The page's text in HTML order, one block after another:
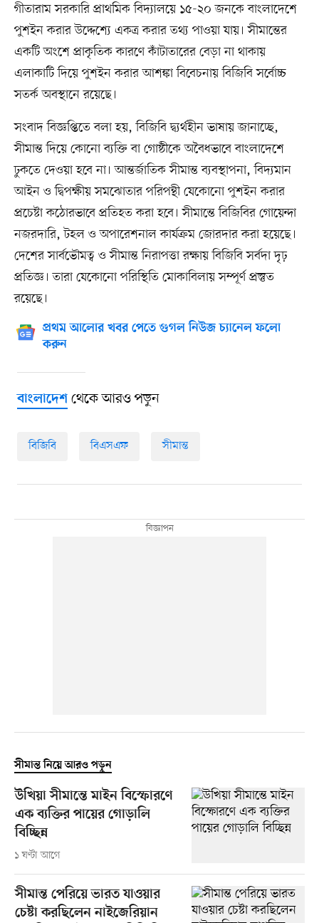
গীতারাম সরকারি প্রাথমিক বিদ্যালয়ে ১৫-২০ জনকে বাংলাদেশে
পুশইন করার উদ্দেশ্যে একত্র করার তথ্য পাওয়া যায়। সীমান্তের
একটি অংশে প্রাকৃতিক কারণে কাঁটাতারের বেড়া না থাকায়
এলাকাটি দিয়ে পুশইন করার আশঙ্কা বিবেচনায় বিজিবি সর্বোচ্চ
সতর্ক অবস্থানে রয়েছে।
সংবাদ বিজ্ঞপ্তিতে বলা হয়, বিজিবি দ্ব্যর্থহীন ভাষায় জানাচ্ছে,
সীমান্ত দিয়ে কোনো ব্যক্তি বা গোষ্ঠীকে অবৈধভাবে বাংলাদেশে
ঢুকতে দেওয়া হবে না। আন্তর্জাতিক সীমান্ত ব্যবস্থাপনা, বিদ্যমান
আইন ও দ্বিপক্ষীয় সমঝোতার পরিপন্থী যেকোনো পুশইন করার
প্রচেষ্টা কঠোরভাবে প্রতিহত করা হবে। সীমান্তে বিজিবির গোয়েন্দা
নজরদারি, টহল ও অপারেশনাল কার্যক্রম জোরদার করা হয়েছে।
দেশের সার্বভৌমত্ব ও সীমান্ত নিরাপত্তা রক্ষায় বিজিবি সর্বদা দৃঢ়
প্রতিজ্ঞ। তারা যেকোনো পরিস্থিতি মোকাবিলায় সম্পূর্ণ প্রস্তুত
রয়েছে।
প্রথম আলোর খবর পেতে গুগল নিউজ চ্যানেল ফলো
করুন
বাংলাদেশথেকে আরও পড়ুন
বিজিবি বিএসএফ সীমান্ত
সীমান্ত নিয়ে আরও পড়ুন
উখিয়া সীমান্তে মাইন বিস্ফোরণে
এক ব্যক্তির পায়ের গোড়ালি
বিচ্ছিন্ন
১ ঘণ্টা আগে
সীমান্ত পেরিয়ে ভারত যাওয়ার
চেষ্টা করছিলেন নাইজেরিয়ান